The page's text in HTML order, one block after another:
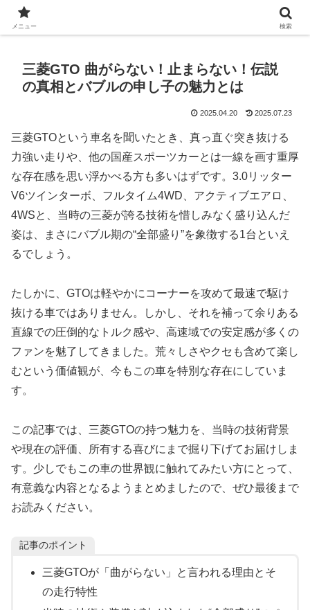
三菱GTO 曲がらない！止まらない！伝説
の真相とバブルの申し子の魅力とは
2025.04.20 2025.07.23
三菱GTOという車名を聞いたとき、真っ直ぐ突き抜ける
力強い走りや、他の国産スポーツカーとは一線を画す重厚
な存在感を思い浮かべる方も多いはずです。3.0リッター
V6ツインターボ、フルタイム4WD、アクティブエアロ、
4WSと、当時の三菱が誇る技術を惜しみなく盛り込んだ
姿は、まさにバブル期の“全部盛り”を象徴する1台といえ
るでしょう。
たしかに、GTOは軽やかにコーナーを攻めて最速で駆け
抜ける車ではありません。しかし、それを補って余りある
直線での圧倒的なトルク感や、高速域での安定感が多くの
ファンを魅了してきました。荒々しさやクセも含めて楽し
むという価値観が、今もこの車を特別な存在にしていま
す。
この記事では、三菱GTOの持つ魅力を、当時の技術背景
や現在の評価、所有する喜びにまで掘り下げてお届けしま
す。少しでもこの車の世界観に触れてみたい方にとって、
有意義な内容となるようまとめましたので、ぜひ最後まで
お読みください。
記事のポイント
三菱GTOが「曲がらない」と言われる理由とそ
の走行特性
メニュー 検索